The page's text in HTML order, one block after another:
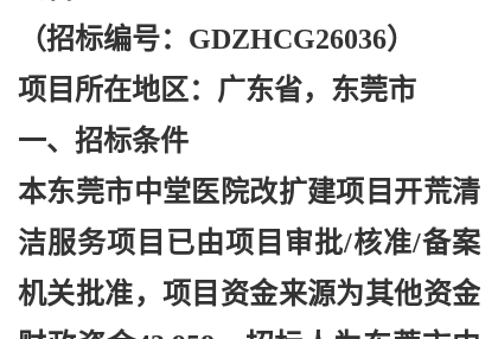
（招标编号： GDZHCG26036）
项目所在地区：广东省，东莞市
一、招标条件
本东莞市中堂医院改扩建项目开荒清
洁服务项目已由项目审批/核准/备案
机关批准，项目资金来源为其他资金